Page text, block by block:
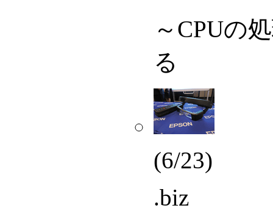
～CPUの
る
(6/23)
.biz